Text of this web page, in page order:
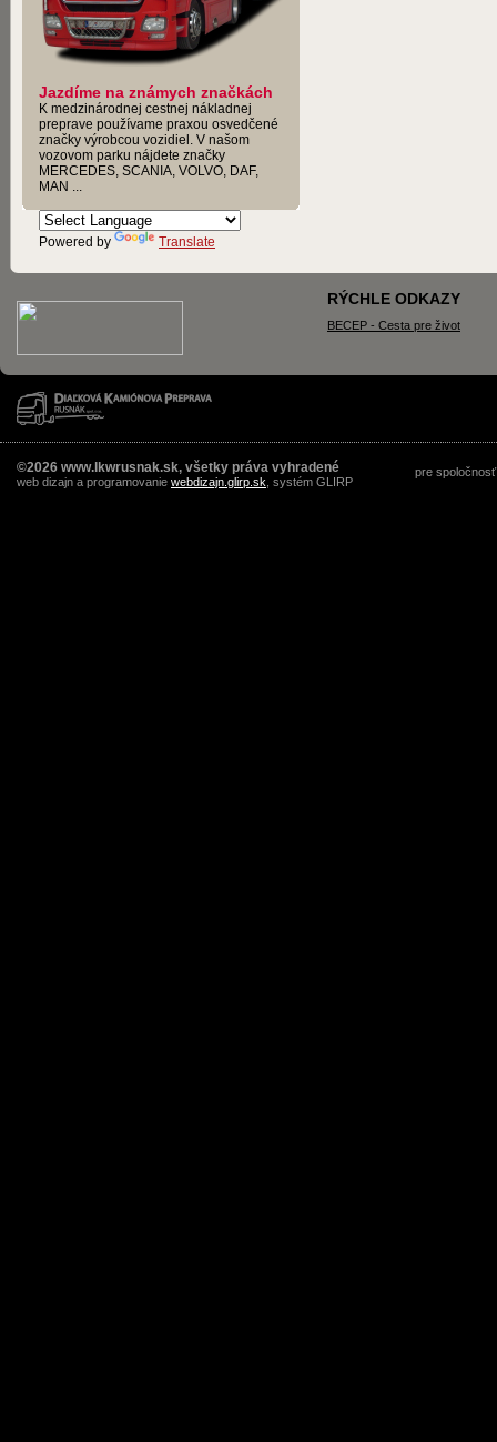
Jazdíme na známych značkách
K medzinárodnej cestnej nákladnej
preprave používame praxou osvedčené
značky výrobcou vozidiel. V našom
vozovom parku nájdete značky
MERCEDES, SCANIA, VOLVO, DAF,
MAN ...
Powered by Translate
RÝCHLE ODKAZY
BECEP - Cesta pre život
©2026 www.lkwrusnak.sk, všetky práva vyhradené
web dizajn a programovanie webdizajn.glirp.sk , systém GLIRP
pre